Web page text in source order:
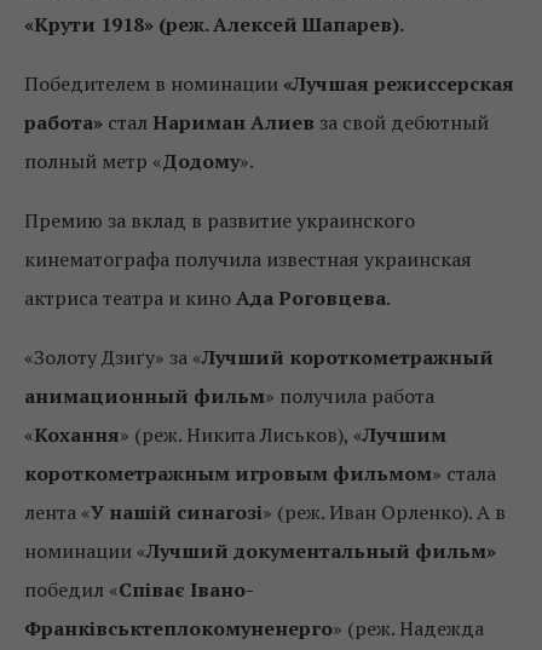
«Крути 1918» (реж. Алексей Шапарев).
Победителем в номинации «Лучшая режиссерская
работа» стал Нариман Алиев за свой дебютный
полный метр «Додому».
Премию за вклад в развитие украинского
кинематографа получила известная украинская
актриса театра и киноАда Роговцева.
«Золоту Дзиґу» за «Лучший короткометражный
анимационный фильм» получила работа
«Кохання» (реж. Никита Лиськов), «Лучшим
короткометражным игровым фильмом» стала
лента «У нашій синагозі» (реж. Иван Орленко). А в
номинации «Лучший документальный фильм»
победил «Співає Івано-
Франківськтеплокомуненерго» (реж. Надежда